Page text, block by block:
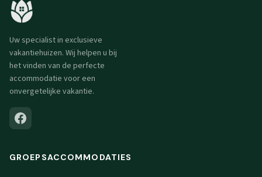
Uw specialist in exclusieve
vakantiehuizen. Wij helpen u bij
het vinden van de perfecte
accommodatie voor een
onvergetelijke vakantie.
GROEPSACCOMMODATIES